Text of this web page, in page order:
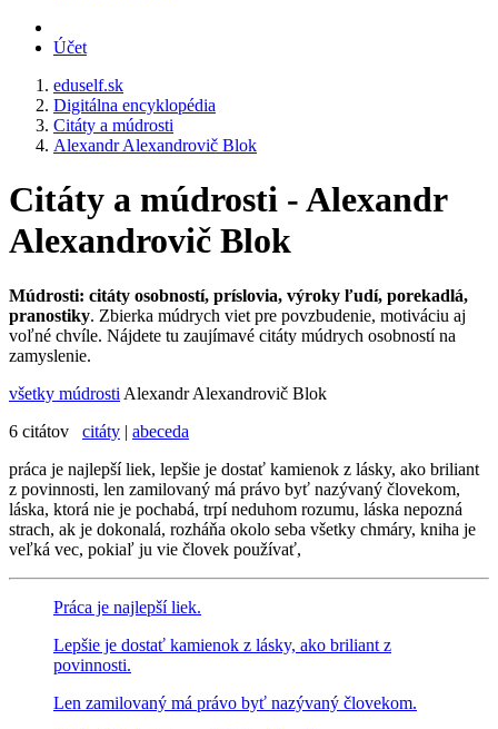
Účet
eduself.sk
Digitálna encyklopédia
Citáty a múdrosti
Alexandr Alexandrovič Blok
Citáty a múdrosti - Alexandr
Alexandrovič Blok
Múdrosti: citáty osobností, príslovia, výroky ľudí, porekadlá,
pranostiky. Zbierka múdrych viet pre povzbudenie, motiváciu aj
voľné chvíle. Nájdete tu zaujímavé citáty múdrych osobností na
zamyslenie.
všetky múdrosti Alexandr Alexandrovič Blok
6 citátov citáty | abeceda
práca je najlepší liek, lepšie je dostať kamienok z lásky, ako briliant
z povinnosti, len zamilovaný má právo byť nazývaný človekom,
láska, ktorá nie je pochabá, trpí neduhom rozumu, láska nepozná
strach, ak je dokonalá, rozháňa okolo seba všetky chmáry, kniha je
veľká vec, pokiaľ ju vie človek používať,
Práca je najlepší liek.
Lepšie je dostať kamienok z lásky, ako briliant z
povinnosti.
Len zamilovaný má právo byť nazývaný človekom.